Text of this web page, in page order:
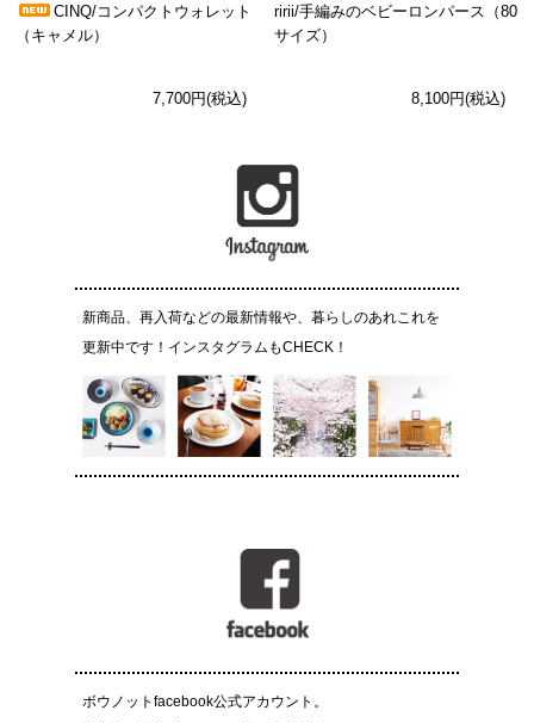
CINQ/コンパクトウォレット
（キャメル）
7,700円(税込)
ririi/手編みのベビーロンパース（80
サイズ）
8,100円(税込)
新商品、再入荷などの最新情報や、暮らしのあれこれを
更新中です！インスタグラムもCHECK！
ボウノットfacebook公式アカウント。